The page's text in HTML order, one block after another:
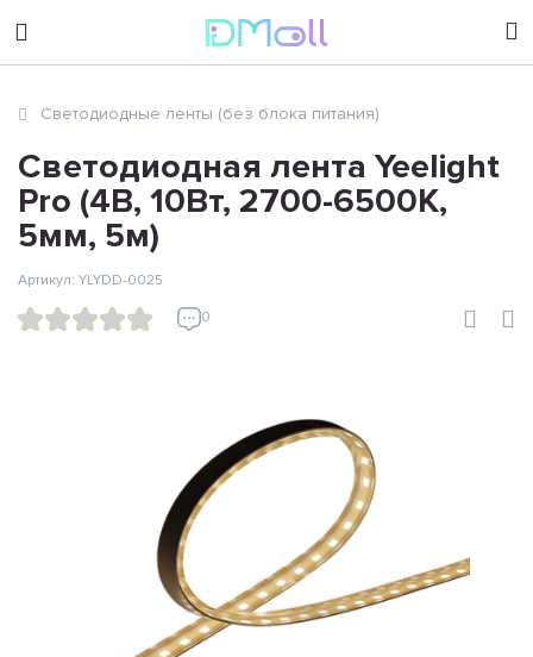
sales@dimoll.ru
Светодиодные ленты (без блока питания)
Светодиодная лента Yeelight
Pro (4В, 10Вт, 2700-6500К,
5мм, 5м)
0
Артикул: YLYDD-0025